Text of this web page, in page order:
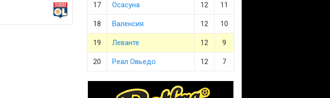
17 Осасуна 12 11
18 Валенсия 12 10
19 Леванте 12 9
20 Реал Овьедо 12 7